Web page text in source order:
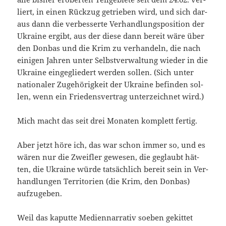
liert, in einen Rück­zug getrie­ben wird, und sich dar­
aus dann die ver­bes­ser­te Ver­hand­lungs­po­si­ti­on der
Ukrai­ne ergibt, aus der die­se dann bereit wäre über
den Don­bas und die Krim zu ver­han­deln, die nach
eini­gen Jah­ren unter Selbst­ver­wal­tung wie­der in die
Ukrai­ne ein­ge­glie­dert wer­den sol­len. (Sich unter
natio­na­ler Zuge­hö­rig­keit der Ukrai­ne befin­den sol­
len, wenn ein Frie­dens­ver­trag unter­zeich­net wird.)
Mich macht das seit drei Mona­ten kom­plett fertig.
Aber jetzt höre ich, das war schon immer so, und es
wären nur die Zweif­ler gewe­sen, die geglaubt hät­
ten, die Ukrai­ne wür­de tat­säch­lich bereit sein in Ver­
hand­lun­gen Ter­ri­to­ri­en (die Krim, den Don­bas)
aufzugeben.
Weil das kaput­te Medi­en­nar­ra­tiv soeben gekit­tet